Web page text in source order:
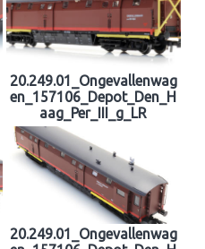
20.249.01_Ongevallenwag
en_157106_Depot_Den_H
aag_Per_III_g_LR
20.249.01_Ongevallenwag